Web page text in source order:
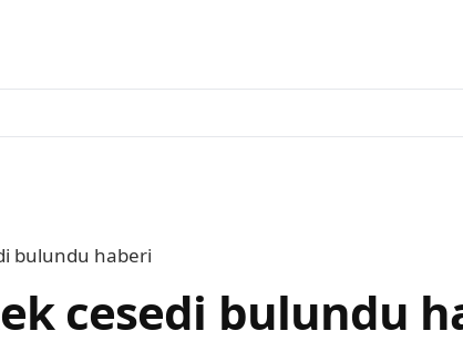
bulundu haberi
cesedi bulundu